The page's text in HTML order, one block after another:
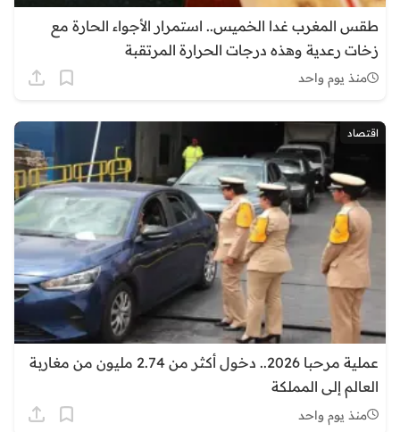
طقس المغرب غدا الخميس.. استمرار الأجواء الحارة مع
زخات رعدية وهذه درجات الحرارة المرتقبة
منذ يوم واحد
اقتصاد
عملية مرحبا 2026.. دخول أكثر من 2.74 مليون من مغاربة
العالم إلى المملكة
منذ يوم واحد